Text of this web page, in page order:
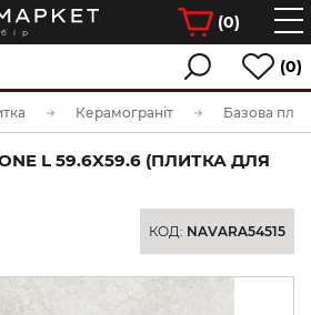
(0)
(0)
Керамограніт Базова
L 59.6X59.6 (ПЛИТКА ДЛЯ
КОД: NAVARA54515